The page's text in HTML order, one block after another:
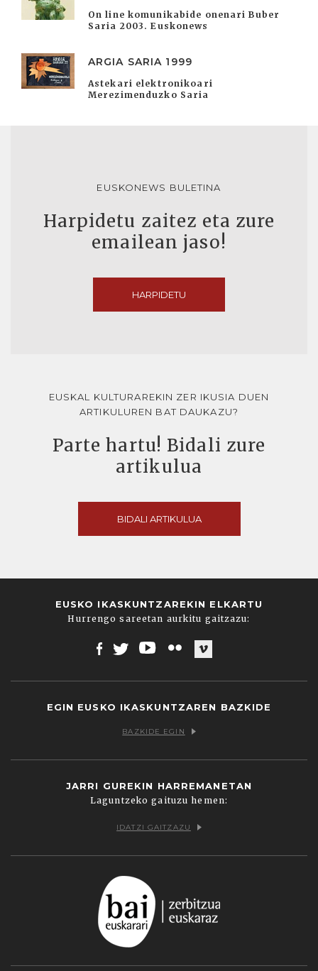
On line komunikabide onenari Buber
Saria 2003. Euskonews
ARGIA SARIA 1999
Astekari elektronikoari
Merezimenduzko Saria
EUSKONEWS BULETINA
Harpidetu zaitez eta zure
emailean jaso!
HARPIDETU
EUSKAL KULTURAREKIN ZER IKUSIA DUEN
ARTIKULUREN BAT DAUKAZU?
Parte hartu! Bidali zure
artikulua
BIDALI ARTIKULUA
EUSKO IKASKUNTZAREKIN ELKARTU
Hurrengo sareetan aurkitu gaitzazu:
EGIN EUSKO IKASKUNTZAREN BAZKIDE
BAZKIDE EGIN
JARRI GUREKIN HARREMANETAN
Laguntzeko gaituzu hemen:
IDATZI GAITZAZU